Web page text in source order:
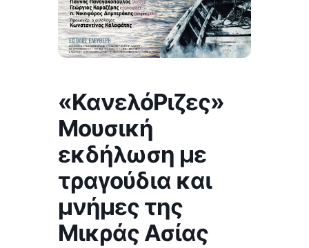
«ΚανελόΡιζες»
Μουσική
εκδήλωση με
τραγούδια και
μνήμες της
Μικράς Ασίας